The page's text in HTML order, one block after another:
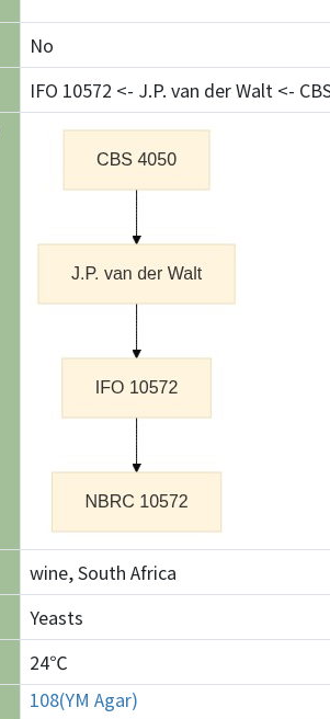
No
IFO 10572 <- J.P. van der Walt <-
wine, South Africa
Yeasts
24℃
108(YM Agar)